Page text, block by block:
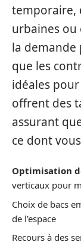
temporaire,
urbaines ou
la demande
que les
idéales
offrent des
assurant
ce dont
Optimisation
verticaux pour
Choix de bacs
de l’espace
Recours à des